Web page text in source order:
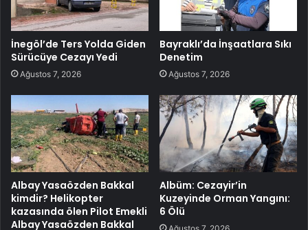
İnegöl’de Ters Yolda Giden
Sürücüye Cezayı Yedi
Ağustos 7, 2026
Bayraklı’da İnşaatlara Sıkı
Denetim
Ağustos 7, 2026
Albay Yasaözden Bakkal
kimdir? Helikopter
kazasında ölen Pilot Emekli
Albay Yasaözden Bakkal
Albüm: Cezayir’in
Kuzeyinde Orman Yangını:
6 Ölü